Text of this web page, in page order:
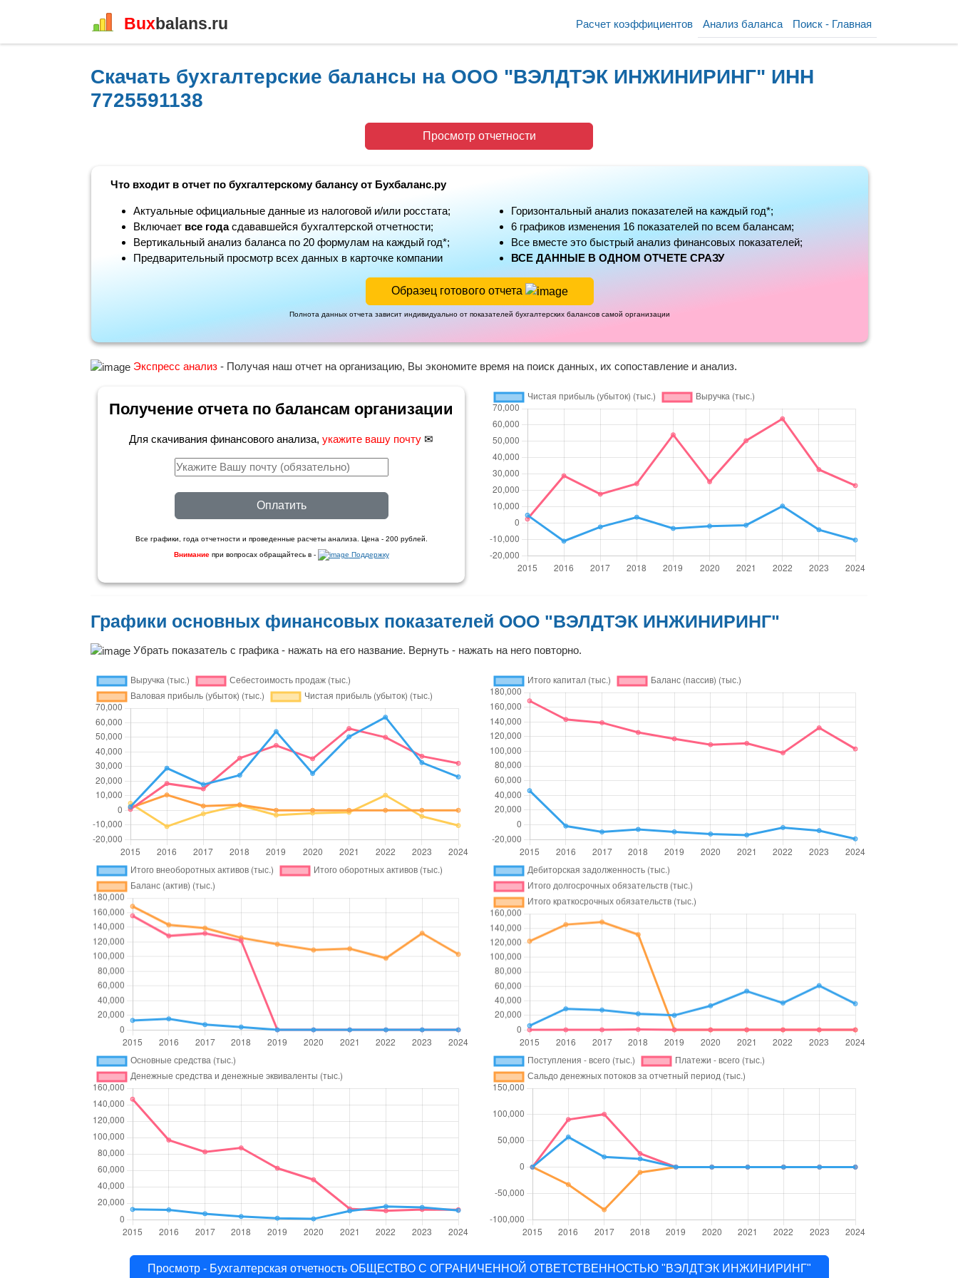
Buxbalans.ru Поиск - Главная
Анализ баланса
Расчет коэффициентов
Скачать бухгалтерские балансы на ООО "ВЭЛДТЭК ИНЖИНИРИНГ" ИНН
7725591138
Просмотр отчетности
Что входит в отчет по бухгалтерскому балансу от Бухбаланс.ру
Актуальные официальные данные из налоговой и/или росстата;
Включает все годасдававшейся бухгалтерской отчетности;
Вертикальный анализ баланса по 20 формулам на каждый год*;
Предварительный просмотр всех данных в карточке компании
Горизонтальный анализ показателей на каждый год*;
6 графиков изменения 16 показателей по всем балансам;
Все вместе это быстрый анализ финансовых показателей;
ВСЕ ДАННЫЕ В ОДНОМ ОТЧЕТЕ СРАЗУ
Образец готового отчета
Полнота данных отчета зависит индивидуально от показателей бухгалтерских балансов самой организации
Экспресс анализ - Получая наш отчет на организацию, Вы экономите время на поиск данных, их сопоставление и анализ.
Получение отчета по балансам организации
Для скачивания финансового анализа, укажите вашу почту ✉
Оплатить
Все графики, года отчетности и проведенные расчеты анализа. Цена - 200 рублей.
Внимание при вопросах обращайтесь в - Поддержку
Графики основных финансовых показателей ООО "ВЭЛДТЭК ИНЖИНИРИНГ"
Убрать показатель с графика - нажать на его название. Вернуть - нажать на него повторно.
Просмотр - Бухгалтерская отчетность ОБЩЕСТВО С ОГРАНИЧЕННОЙ ОТВЕТСТВЕННОСТЬЮ "ВЭЛДТЭК ИНЖИНИРИНГ"